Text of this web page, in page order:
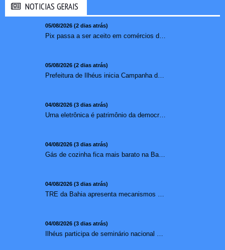
NOTICIAS GERAIS
05/08/2026 (2 dias atrás)
05/08/2026 (2 dias atrás)
04/08/2026 (3 dias atrás)
Urna eletrônica é patrimônio da democracia, diz presidente do TSE
04/08/2026 (3 dias atrás)
04/08/2026 (3 dias atrás)
04/08/2026 (3 dias atrás)